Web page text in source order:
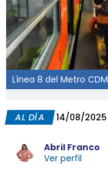
Línea 8 del Metro
AL DÍA 14/08/2025
Abril Franco
Ver perfil